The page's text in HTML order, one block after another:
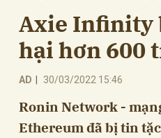
Axie Infinity
hại hơn 600
AD 30/03/2022 15:46
Ronin Network -
Ethereum đã bị tin